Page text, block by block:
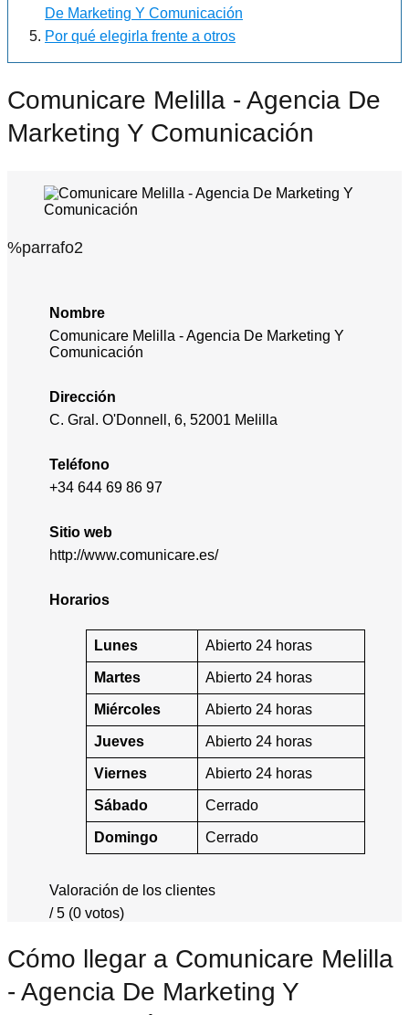
De Marketing Y Comunicación
Por qué elegirla frente a otros
Comunicare Melilla - Agencia De
Marketing Y Comunicación
%parrafo2
Nombre
Comunicare Melilla - Agencia De Marketing Y
Comunicación
Dirección
C. Gral. O'Donnell, 6, 52001 Melilla
Teléfono
+34 644 69 86 97
Sitio web
http://www.comunicare.es/
Horarios
Lunes Abierto 24 horas
Martes Abierto 24 horas
Miércoles Abierto 24 horas
Jueves Abierto 24 horas
Viernes Abierto 24 horas
Sábado Cerrado
Domingo Cerrado
Valoración de los clientes
/ 5 (0 votos)
Cómo llegar a Comunicare Melilla
- Agencia De Marketing Y